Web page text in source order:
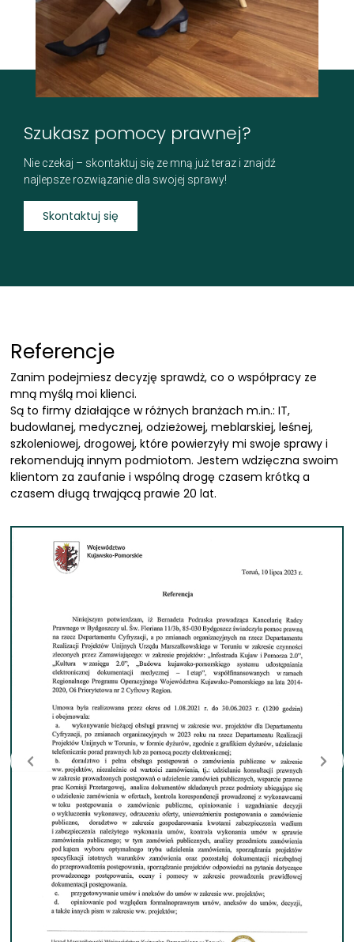
Szukasz pomocy prawnej?
Nie czekaj – skontaktuj się ze mną już teraz i znajdź
najlepsze rozwiązanie dla swojej sprawy!
Skontaktuj się
Referencje
Zanim podejmiesz decyzję sprawdż, co o współpracy ze
mną myślą moi klienci.
Są to firmy działające w różnych branżach m.in.: IT,
budowlanej, medycznej, odzieżowej, meblarskiej, leśnej,
szkoleniowej, drogowej, które powierzyły mi swoje sprawy i
rekomendują innym podmiotom. Jestem wdzięczna swoim
klientom za zaufanie i wspólną drogę czasem krótką a
czasem długą trwającą prawie 20 lat.